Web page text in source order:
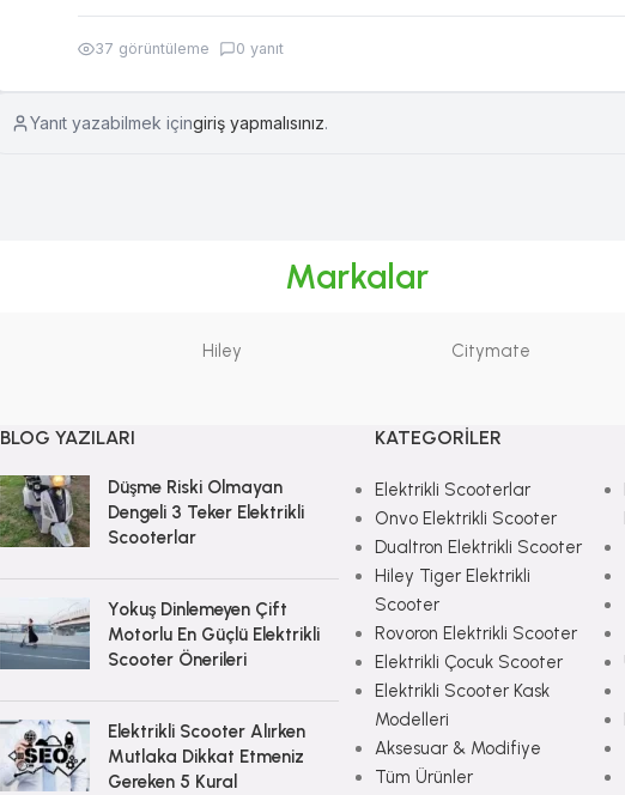
37 görüntüleme 0 yanıt
Yanıt yazabilmek içingiriş yapmalısınız.
Markalar
Hiley Citymate
BLOG YAZILARI
Düşme Riski Olmayan
Dengeli 3 Teker Elektrikli
Scooterlar
Yokuş Dinlemeyen Çift
Motorlu En Güçlü Elektrikli
Scooter Önerileri
Elektrikli Scooter Alırken
Mutlaka Dikkat Etmeniz
Gereken 5 Kural
KATEGORILER
Elektrikli Scooterlar
Onvo Elektrikli Scooter
Dualtron Elektrikli Scooter
Hiley Tiger Elektrikli
Scooter
Rovoron Elektrikli Scooter
Elektrikli Çocuk Scooter
Elektrikli Scooter Kask
Modelleri
Aksesuar & Modifiye
Tüm Ürünler